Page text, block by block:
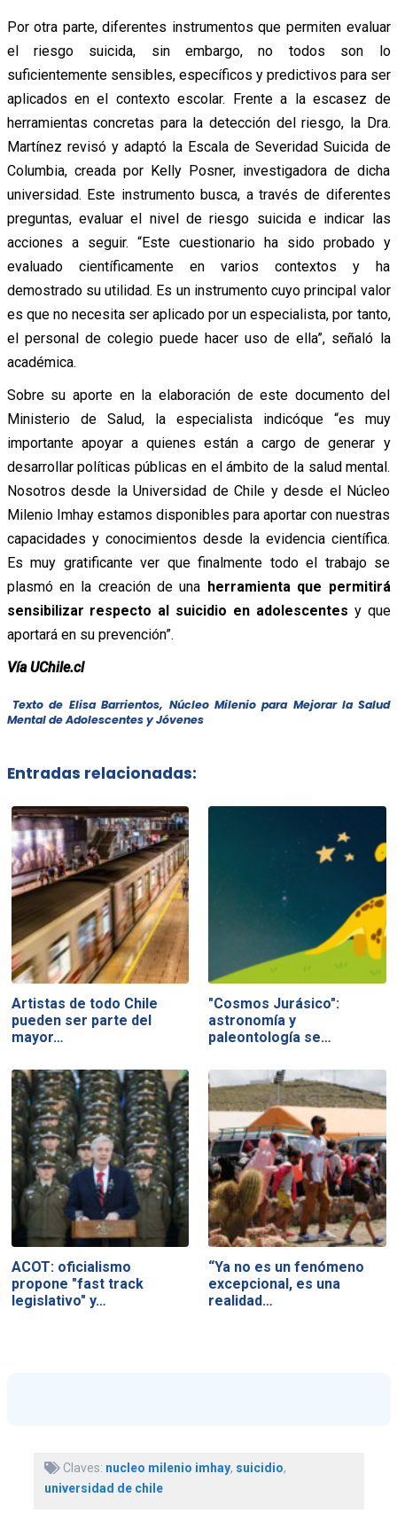
Por otra parte, diferentes instrumentos que permiten evaluar
el riesgo suicida, sin embargo, no todos son lo
suficientemente sensibles, específicos y predictivos para ser
aplicados en el contexto escolar. Frente a la escasez de
herramientas concretas para la detección del riesgo, la Dra.
Martínez revisó y adaptó la Escala de Severidad Suicida de
Columbia, creada por Kelly Posner, investigadora de dicha
universidad. Este instrumento busca, a través de diferentes
preguntas, evaluar el nivel de riesgo suicida e indicar las
acciones a seguir. “Este cuestionario ha sido probado y
evaluado científicamente en varios contextos y ha
demostrado su utilidad. Es un instrumento cuyo principal valor
es que no necesita ser aplicado por un especialista, por tanto,
el personal de colegio puede hacer uso de ella”, señaló la
académica.
Sobre su aporte en la elaboración de este documento del
Ministerio de Salud, la especialista indicóque “es muy
importante apoyar a quienes están a cargo de generar y
desarrollar políticas públicas en el ámbito de la salud mental.
Nosotros desde la Universidad de Chile y desde el Núcleo
Milenio Imhay estamos disponibles para aportar con nuestras
capacidades y conocimientos desde la evidencia científica.
Es muy gratificante ver que finalmente todo el trabajo se
plasmó en la creación de una herramienta que permitirá
sensibilizar respecto al suicidio en adolescentes y que
aportará en su prevención”.
Vía UChile.cl
Texto de Elisa Barrientos, Núcleo Milenio para Mejorar la Salud
Mental de Adolescentes y Jóvenes
Entradas relacionadas:
Artistas de todo Chile
pueden ser parte del
mayor…
"Cosmos Jurásico":
astronomía y
paleontología se…
ACOT: oficialismo
propone "fast track
legislativo" y…
“Ya no es un fenómeno
excepcional, es una
realidad…
Claves: nucleo milenio imhay, suicidio,
universidad de chile